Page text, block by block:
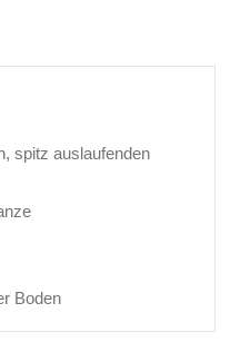
spitz auslaufenden
Boden